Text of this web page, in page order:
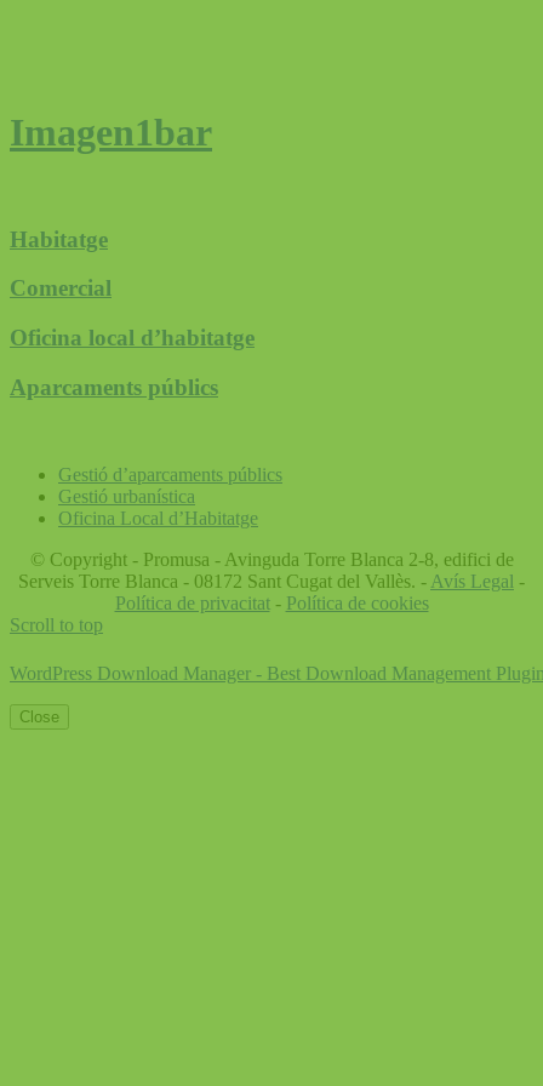
Imagen1bar
Habitatge
Comercial
Oficina local d’habitatge
Aparcaments públics
Gestió d’aparcaments públics
Gestió urbanística
Oficina Local d’Habitatge
© Copyright - Promusa - Avinguda Torre Blanca 2-8, edifici de
Serveis Torre Blanca - 08172 Sant Cugat del Vallès. - Avís Legal -
Política de privacitat- Política de cookies
Scroll to top
WordPress Download Manager - Best Download Management
Close